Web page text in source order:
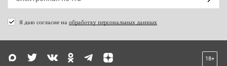
Я даю согласие на обработку персональных данных
18+